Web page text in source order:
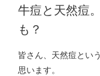
牛痘と天然痘
も？
皆さん、天然痘とい
思います。